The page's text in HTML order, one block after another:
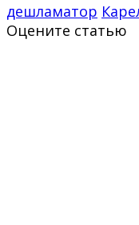
дешламатор
Оцените статью